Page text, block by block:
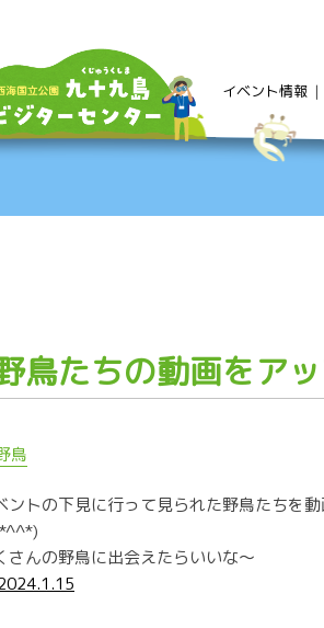
イベント情報
鳥たちの動画をア
鳥
ントの下見に行って見られた野鳥たちを
さんの野鳥に出会えたらいいな～